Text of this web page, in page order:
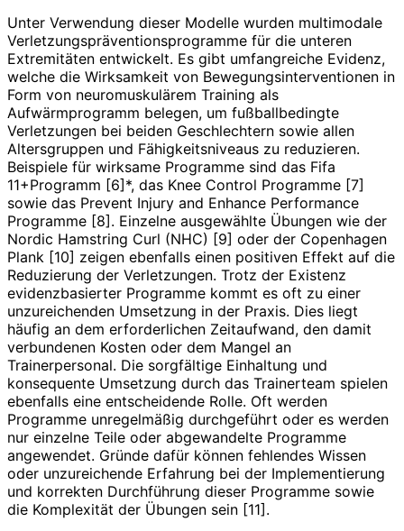
Unter Verwendung dieser Modelle wurden multimodale
Verletzungspräventionsprogramme für die unteren
Extremitäten entwickelt. Es gibt umfangreiche Evidenz,
welche die Wirksamkeit von Bewegungsinterventionen in
Form von neuromuskulärem Training als
Aufwärmprogramm belegen, um fußballbedingte
Verletzungen bei beiden Geschlechtern sowie allen
Altersgruppen und Fähigkeitsniveaus zu reduzieren.
Beispiele für wirksame Programme sind das Fifa
11+Programm [6]*, das Knee Control Programme [7]
sowie das Prevent Injury and Enhance Performance
Programme [8]. Einzelne ausgewählte Übungen wie der
Nordic Hamstring Curl (NHC) [9] oder der Copenhagen
Plank [10] zeigen ebenfalls einen positiven Effekt auf die
Reduzierung der Verletzungen. Trotz der Existenz
evidenzbasierter Programme kommt es oft zu einer
unzureichenden Umsetzung in der Praxis. Dies liegt
häufig an dem erforderlichen Zeitaufwand, den damit
verbundenen Kosten oder dem Mangel an
Trainerpersonal. Die sorgfältige Einhaltung und
konsequente Umsetzung durch das Trainerteam spielen
ebenfalls eine entscheidende Rolle. Oft werden
Programme unregelmäßig durchgeführt oder es werden
nur einzelne Teile oder abgewandelte Programme
angewendet. Gründe dafür können fehlendes Wissen
oder unzureichende Erfahrung bei der Implementierung
und korrekten Durchführung dieser Programme sowie
die Komplexität der Übungen sein [11].